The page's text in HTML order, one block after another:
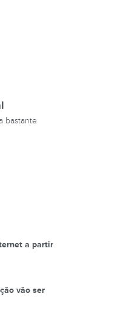
bastante
a partir
vão ser